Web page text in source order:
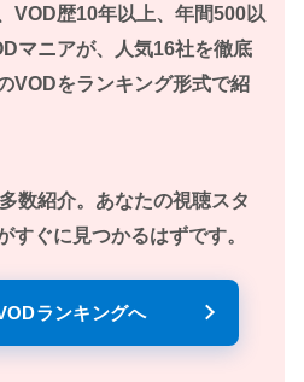
VOD歴10年以上、年間500以
マニアが、人気16社を徹底
VODをランキング形式で紹
数紹介。あなたの視聴スタ
すぐに見つかるはずです。
ランキングへ